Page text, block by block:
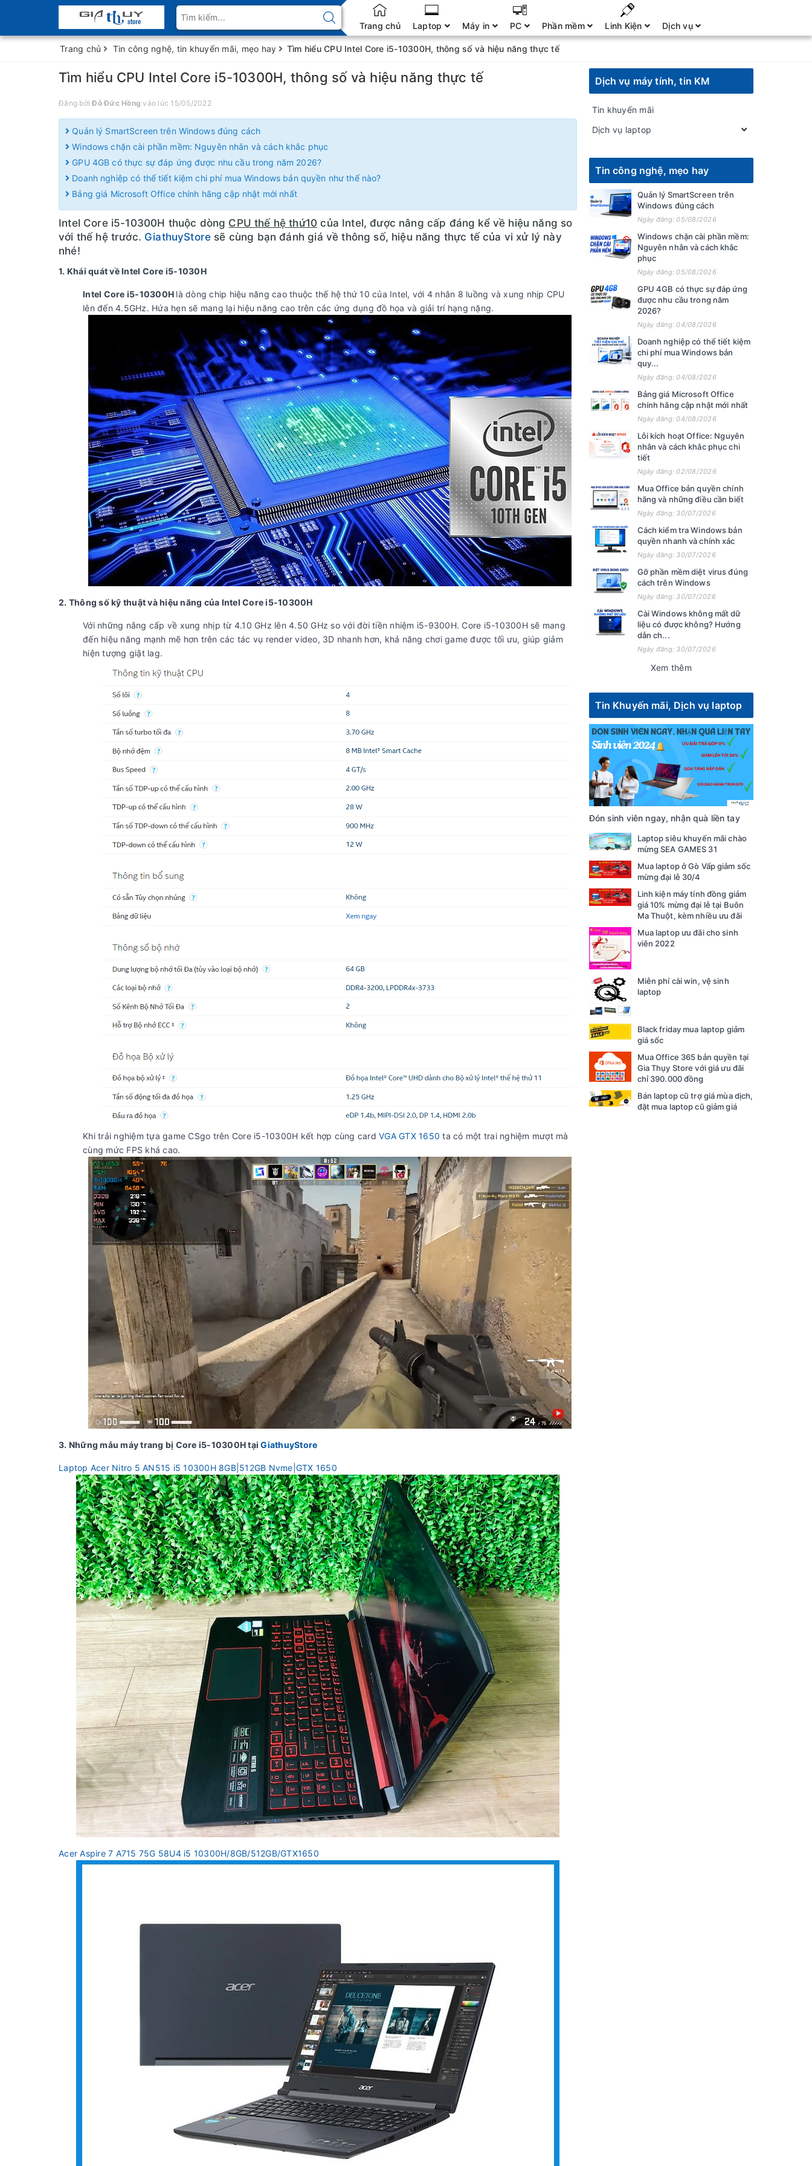
Trang chủ Laptop Máy in PC Phần mềm Linh Kiện Dịch vụ
Trang chủ Tin công nghệ, tin khuyến mãi, mẹo hay Tìm hiểu CPU Intel Core i5-10300H, thông số và hiệu năng thực tế
Tìm hiểu CPU Intel Core i5-10300H, thông số và hiệu năng thực tế
Đăng bởiĐỗ Đức Hồng vào lúc 15/05/2022
Quản lý SmartScreen trên Windows đúng cách
Windows chặn cài phần mềm: Nguyên nhân và cách khắc phục
GPU 4GB có thực sự đáp ứng được nhu cầu trong năm 2026?
Doanh nghiệp có thể tiết kiệm chi phí mua Windows bản quyền như thế nào?
Bảng giá Microsoft Office chính hãng cập nhật mới nhất
Intel Core i5-10300H thuộc dòng CPU thế hệ thứ10 của Intel, được nâng cấp đáng kể về hiệu năng so
với thế hệ trước. GiathuyStore sẽ cùng bạn đánh giá về thông số, hiệu năng thực tế của vi xử lý này
nhé!
1. Khái quát về Intel Core i5-1030H
Intel Core i5-10300H là dòng chip hiệu năng cao thuộc thế hệ thứ 10 của Intel, với 4 nhân 8 luồng và xung nhịp CPU
lên đến 4.5GHz. Hứa hẹn sẽ mang lại hiệu năng cao trên các ứng dụng đồ họa và giải trí hạng nặng.
2. Thông số kỹ thuật và hiệu năng của Intel Core i5-10300H
Với những nâng cấp về xung nhịp từ 4.10 GHz lên 4.50 GHz so với đời tiền nhiệm i5-9300H. Core i5-10300H sẽ mang
đến hiệu năng mạnh mẽ hơn trên các tác vụ render video, 3D nhanh hơn, khả năng chơi game được tối ưu, giúp giảm
hiện tượng giật lag.
Khi trải nghiệm tựa game CSgo trên Core i5-10300H kết hợp cùng card VGA GTX 1650 ta có một trai nghiệm mượt mà
cùng mức FPS khá cao.
3. Những mẫu máy trang bị Core i5-10300H tạiGiathuyStore
Laptop Acer Nitro 5 AN515 i5 10300H 8GB|512GB Nvme|GTX 1650
Acer Aspire 7 A715 75G 58U4 i5 10300H/8GB/512GB/GTX1650
Dịch vụ máy tính, tin KM
Tin khuyến mãi
Dịch vụ laptop
Tin công nghệ, mẹo hay
Quản lý SmartScreen trên
Windows đúng cách
Ngày đăng: 05/08/2026
Windows chặn cài phần mềm:
Nguyên nhân và cách khắc
phục
Ngày đăng: 05/08/2026
GPU 4GB có thực sự đáp ứng
được nhu cầu trong năm
2026?
Ngày đăng: 04/08/2026
Doanh nghiệp có thể tiết kiệm
chi phí mua Windows bản
quy...
Ngày đăng: 04/08/2026
Bảng giá Microsoft Office
chính hãng cập nhật mới nhất
Ngày đăng: 04/08/2026
Lỗi kích hoạt Office: Nguyên
nhân và cách khắc phục chi
tiết
Ngày đăng: 02/08/2026
Mua Office bản quyền chính
hãng và những điều cần biết
Ngày đăng: 30/07/2026
Cách kiểm tra Windows bản
quyền nhanh và chính xác
Ngày đăng: 30/07/2026
Gỡ phần mềm diệt virus đúng
cách trên Windows
Ngày đăng: 30/07/2026
Cài Windows không mất dữ
liệu có được không? Hướng
dẫn ch...
Ngày đăng: 30/07/2026
Xem thêm
Tin Khuyến mãi, Dịch vụ laptop
Đón sinh viên ngay, nhận quà liền tay
Laptop siêu khuyến mãi chào
mừng SEA GAMES 31
Mua laptop ở Gò Vấp giảm sốc
mừng đại lễ 30/4
Linh kiện máy tính đồng giảm
giá 10% mừng đại lễ tại Buôn
Ma Thuột, kèm nhiều ưu đãi
Mua laptop ưu đãi cho sinh
viên 2022
Miễn phí cài win, vệ sinh
laptop
Black friday mua laptop giảm
giá sốc
Mua Office 365 bản quyền tại
Gia Thụy Store với giá ưu đãi
chỉ 390.000 đồng
Bán laptop cũ trợ giá mùa dịch,
đặt mua laptop cũ giảm giá